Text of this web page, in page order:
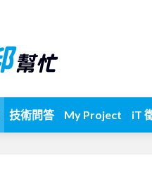
技術問答 My Project iT